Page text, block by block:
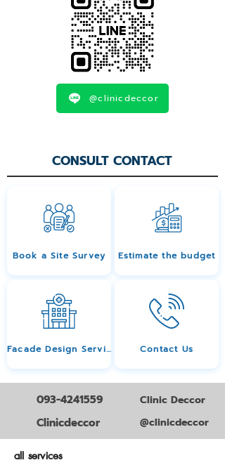
@clinicdeccor
CONSULT CONTACT
Book a Site Survey Estimate the budget
Facade Design Service Contact Us
093-4241559
Clinicdeccor
Clinic Deccor
@clinicdeccor
all services